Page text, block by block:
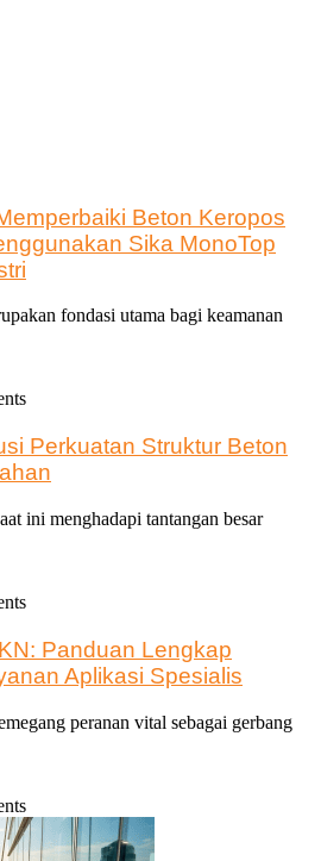
Beton Keropos
Sika MonoTop
fondasi utama bagi keamanan
Perkuatan Struktur Beton
ini menghadapi tantangan besar
Panduan Lengkap
Aplikasi Spesialis
peranan vital sebagai gerbang